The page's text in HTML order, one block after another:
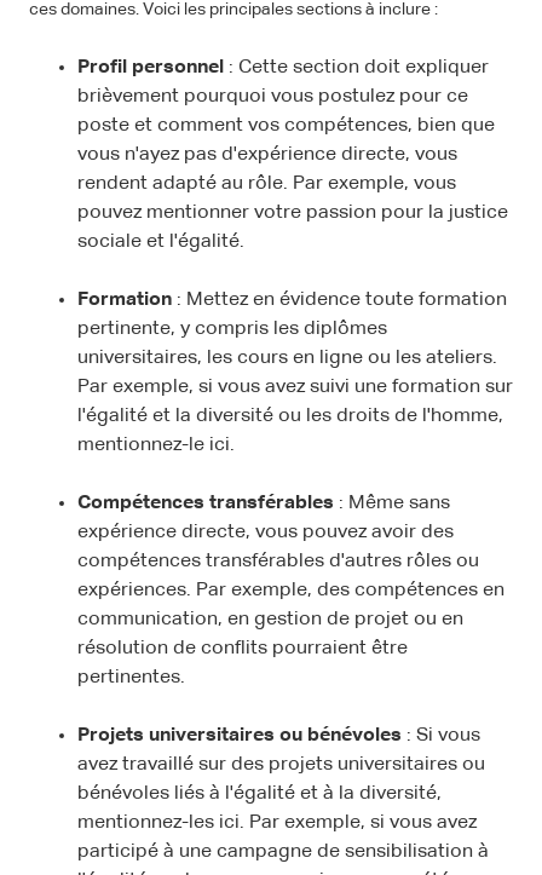
ces domaines. Voici les principales sections à inclure :
Profil personnel : Cette section doit expliquer
brièvement pourquoi vous postulez pour ce
poste et comment vos compétences, bien que
vous n'ayez pas d'expérience directe, vous
rendent adapté au rôle. Par exemple, vous
pouvez mentionner votre passion pour la justice
sociale et l'égalité.
Formation : Mettez en évidence toute formation
pertinente, y compris les diplômes
universitaires, les cours en ligne ou les ateliers.
Par exemple, si vous avez suivi une formation sur
l'égalité et la diversité ou les droits de l'homme,
mentionnez-le ici.
Compétences transférables : Même sans
expérience directe, vous pouvez avoir des
compétences transférables d'autres rôles ou
expériences. Par exemple, des compétences en
communication, en gestion de projet ou en
résolution de conflits pourraient être
pertinentes.
Projets universitaires ou bénévoles : Si vous
avez travaillé sur des projets universitaires ou
bénévoles liés à l'égalité et à la diversité,
mentionnez-les ici. Par exemple, si vous avez
participé à une campagne de sensibilisation à